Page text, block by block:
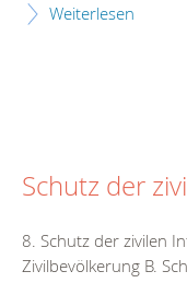
Weiterlesen
Schutz der
8. Schutz der zivilen
Zivilbevölkerung B.